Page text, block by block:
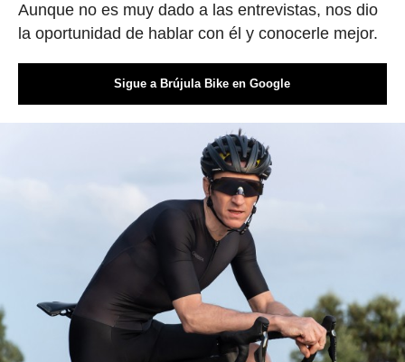
Aunque no es muy dado a las entrevistas, nos dio
la oportunidad de hablar con él y conocerle mejor.
Sigue a Brújula Bike en Google